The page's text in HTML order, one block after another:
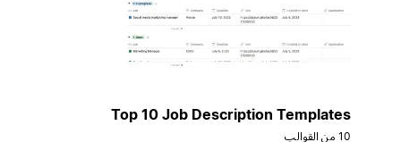
Top 10 Job Description Templates